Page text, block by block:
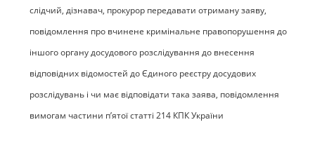
слідчий, дізнавач, прокурор передавати отриману заяву,
повідомлення про вчинене кримінальне правопорушення до
іншого органу досудового розслідування до внесення
відповідних відомостей до Єдиного реєстру досудових
розслідувань і чи має відповідати така заява, повідомлення
вимогам частини п’ятої статті 214 КПК України